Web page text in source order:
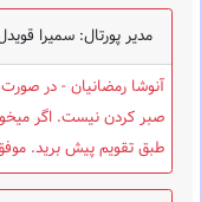
مدیر پورتال: سمیرا
آنوشا رمضانیان - در
صبر کردن نیست. اگر
طبق تقویم پیش برید.